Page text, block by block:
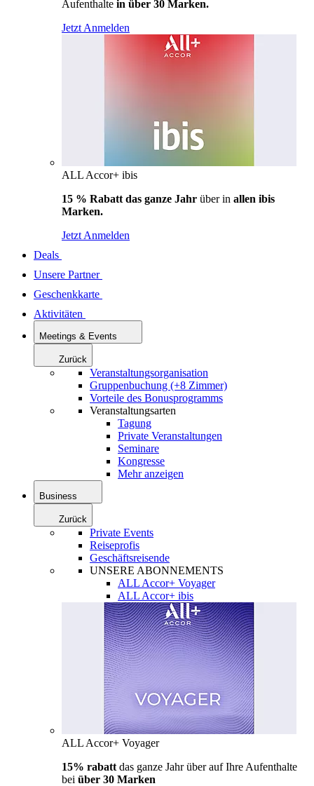
Aufenthalte in über 30 Marken.
Jetzt Anmelden
ALL Accor+ ibis
15 % Rabatt das ganze Jahr über in allen ibis
Marken.
Jetzt Anmelden
Deals
Unsere Partner
Geschenkkarte
Aktivitäten
Meetings & Events
Zurück
Veranstaltungsorganisation
Gruppenbuchung (+8 Zimmer)
Vorteile des Bonusprogramms
Veranstaltungsarten
Tagung
Private Veranstaltungen
Seminare
Kongresse
Mehr anzeigen
Business
Zurück
Private Events
Reiseprofis
Geschäftsreisende
UNSERE ABONNEMENTS
ALL Accor+ Voyager
ALL Accor+ ibis
ALL Accor+ Voyager
15% rabatt das ganze Jahr über auf Ihre Aufenthalte
bei über 30 Marken